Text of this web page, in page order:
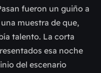
fueron un guiño a
muestra de que,
talento. La corta
esa noche
del escenario